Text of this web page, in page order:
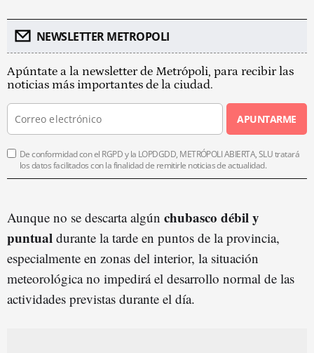
NEWSLETTER METROPOLI
Apúntate a la newsletter de Metrópoli, para recibir las
noticias más importantes de la ciudad.
APUNTARME
De conformidad con el RGPD y la LOPDGDD, METRÓPOLI ABIERTA, SLU tratará
los datos facilitados con la finalidad de remitirle noticias de actualidad.
Aunque no se descarta algún chubasco débil y
puntual durante la tarde en puntos de la provincia,
especialmente en zonas del interior, la situación
meteorológica no impedirá el desarrollo normal de las
actividades previstas durante el día.